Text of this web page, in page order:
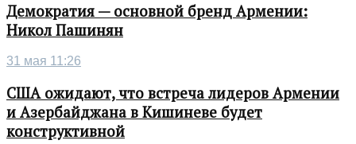
Демократия — основной бренд Армении:
Никол Пашинян
31 мая 11:26
США ожидают, что встреча лидеров Армении
и Азербайджана в Кишиневе будет
конструктивной